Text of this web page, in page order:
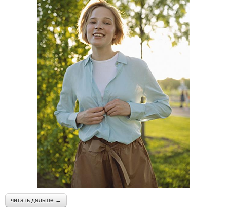
читать дальше →